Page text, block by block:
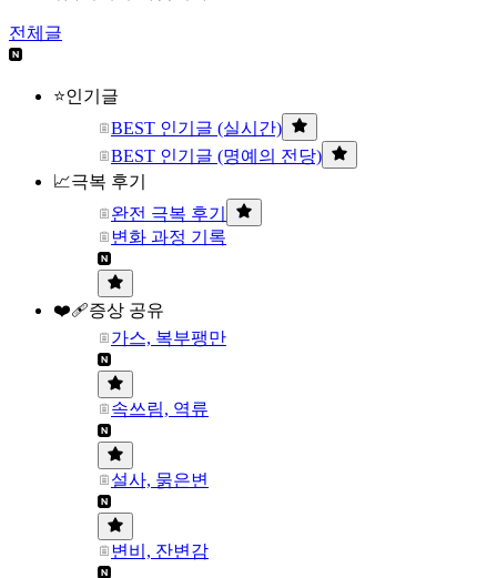
전체글
⭐인기글
BEST 인기글 (실시간)
BEST 인기글 (명예의 전당)
📈극복 후기
완전 극복 후기
변화 과정 기록
❤️‍🩹증상 공유
가스, 복부팽만
속쓰림, 역류
설사, 묽은변
변비, 잔변감